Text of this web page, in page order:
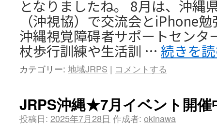
となりましたね。 8月は、沖縄
（沖視協）で交流会とiPhone
沖縄視覚障碍者サポートセンタ
杖歩行訓練や生活訓 … 続きを
カテゴリー: 地域JRPS | コメントする
JRPS沖縄★7月イベント開催
投稿日: 2025年7月28日 作成者: okinawa